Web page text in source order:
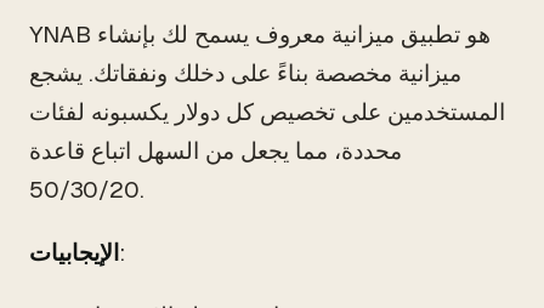
YNAB هو تطبيق ميزانية معروف يسمح لك بإنشاء
ميزانية مخصصة بناءً على دخلك ونفقاتك. يشجع
المستخدمين على تخصيص كل دولار يكسبونه لفئات
محددة، مما يجعل من السهل اتباع قاعدة
50/30/20.
الإيجابيات: